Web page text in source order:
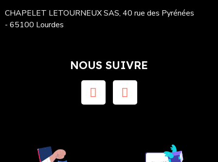
CHAPELET LETOURNEUX SAS, 40 rue des Pyrénées
- 65100 Lourdes
NOUS SUIVRE